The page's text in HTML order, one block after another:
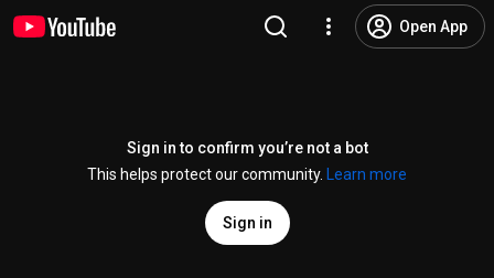
Open App
Sign in to confirm you’re not a bot
This helps protect our community.
Learn more
Sign in